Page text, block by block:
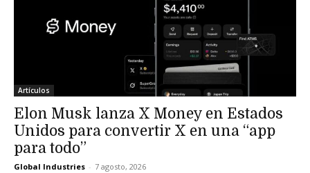
Artículos
Elon Musk lanza X Money en Estados
Unidos para convertir X en una “app
para todo”
Global Industries - 7 agosto, 2026